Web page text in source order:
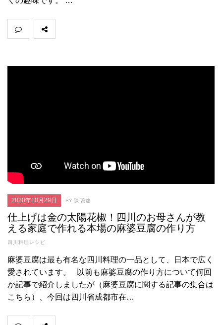
2020年10月29日 BY 陳 琬蓥
仕上げは金の太陽花椒！四川のお母さんが教
える家庭で作れる本場の麻婆豆腐の作り方
四川料理レシピ
麻婆豆腐は最も有名な四川料理の一品として、日本で広く
愛されています。 以前も麻婆豆腐の作り方について何回
か記事で紹介しましたが（麻婆豆腐に関する記事の集合は
こちら）、今回は四川省成都市在…